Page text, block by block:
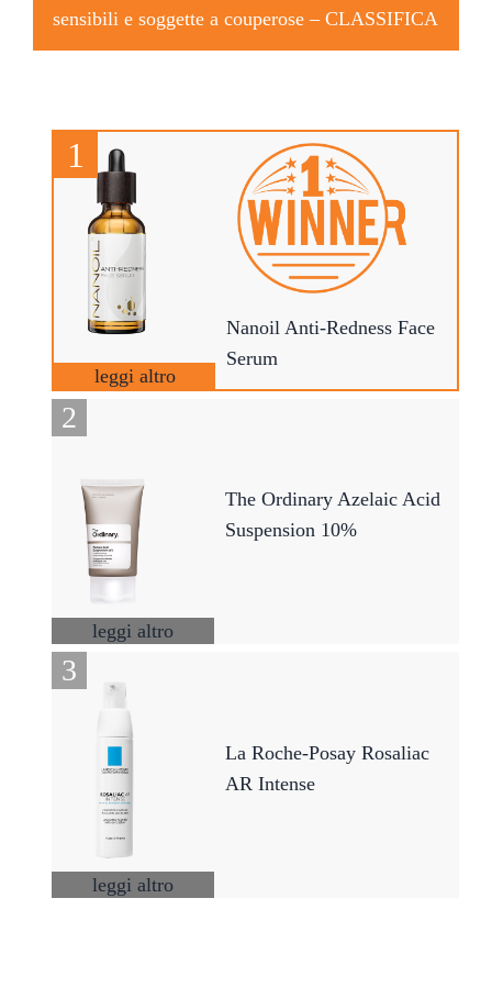
sensibili e soggette a couperose –CLASSIFICA
Nanoil Anti-Redness Face
Serum
leggi altro
The Ordinary Azelaic Acid
Suspension 10%
leggi altro
La Roche-Posay Rosaliac
AR Intense
leggi altro